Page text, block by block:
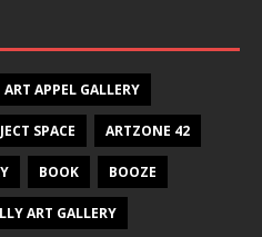
ART APPEL GALLERY
SPACE ARTZONE 42
BOOK BOOZE
ART GALLERY